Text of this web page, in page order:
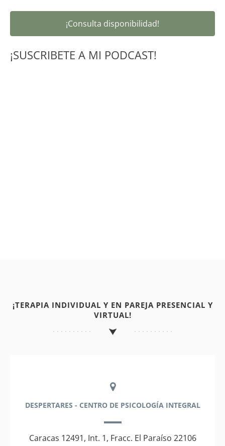
¡Consulta disponibilidad!
¡SUSCRIBETE A MI PODCAST!
¡TERAPIA INDIVIDUAL Y EN PAREJA PRESENCIAL Y
VIRTUAL!
DESPERTARES - CENTRO DE PSICOLOGÍA INTEGRAL
Caracas 12491, Int. 1, Fracc. El Paraíso 22106